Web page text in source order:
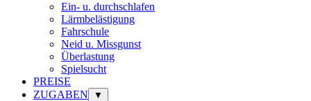
Ein- u. durchschlafen
Lärmbelästigung
Fahrschule
Neid u. Missgunst
Überlastung
Spielsucht
PREISE
ZUGABEN
▼